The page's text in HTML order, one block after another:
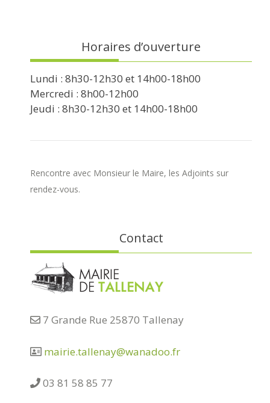
Horaires d’ouverture
Lundi : 8h30-12h30 et 14h00-18h00
Mercredi : 8h00-12h00
Jeudi : 8h30-12h30 et 14h00-18h00
Rencontre avec Monsieur le Maire, les Adjoints sur
rendez-vous.
Contact
7 Grande Rue 25870 Tallenay
mairie.tallenay@wanadoo.fr
03 81 58 85 77